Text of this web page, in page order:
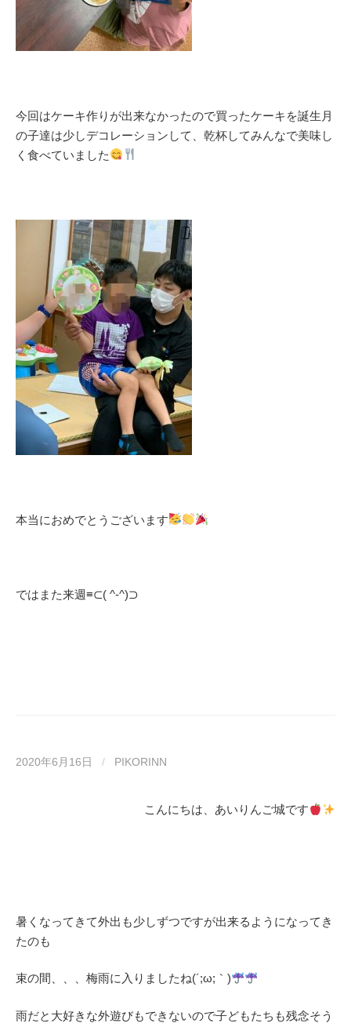
今回はケーキ作りが出来なかったので買ったケーキを誕生月
の子達は少しデコレーションして、乾杯してみんなで美味し
く食べていました
本当におめでとうございます
ではまた来週≡⊂( ^-^)⊃
2020年6月16日 / PIKORINN
こんにちは、あいりんご城です
暑くなってきて外出も少しずつですが出来るようになってき
たのも
束の間、、、梅雨に入りましたね(´;ω;｀)
雨だと大好きな外遊びもできないので子どもたちも残念そう